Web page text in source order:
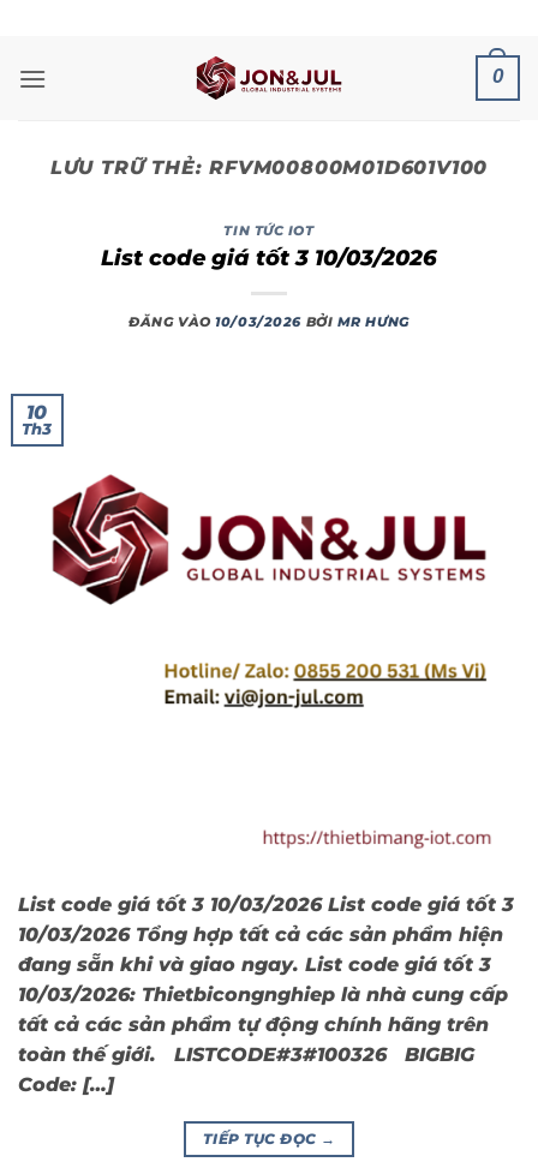
nội
0
LƯU TRỮ THẺ:RFVM00800M01D601V100
TIN TỨC IOT
List code giá tốt 3 10/03/2026
ĐĂNG VÀO10/03/2026 BỞI MR HƯNG
10
Th3
List code giá tốt 3 10/03/2026 List code giá tốt 3
10/03/2026 Tổng hợp tất cả các sản phẩm hiện
đang sẵn khi và giao ngay. List code giá tốt 3
10/03/2026: Thietbicongnghiep là nhà cung cấp
tất cả các sản phẩm tự động chính hãng trên
toàn thế giới. LISTCODE#3#100326 BIGBIG
Code: […]
TIẾP TỤC ĐỌC →